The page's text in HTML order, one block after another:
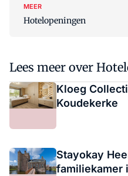
MEER
Hotelopeningen
Lees meer over
Kloeg
Koudekerke
Stayokay
familiekamer